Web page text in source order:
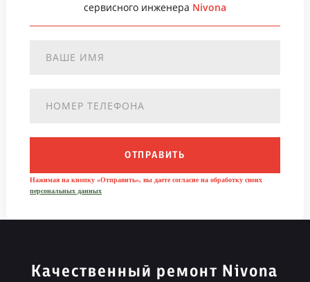
сервисного инженера Nivona
ОТПРАВИТЬ
Нажимая на кнопку «Отправить», вы даете согласие на обработку своих
персональных данных
Качественный ремонт Nivona